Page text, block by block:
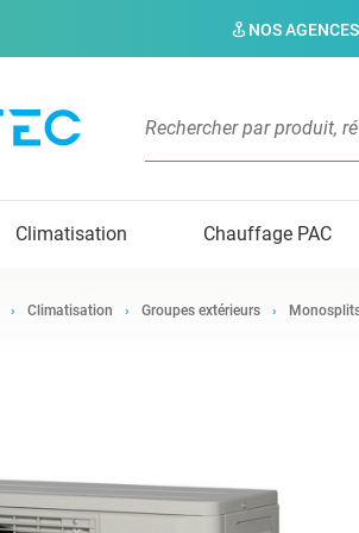
NOS AGENCES
Climatisation Chauffage PAC
Climatisation Groupes extérieurs